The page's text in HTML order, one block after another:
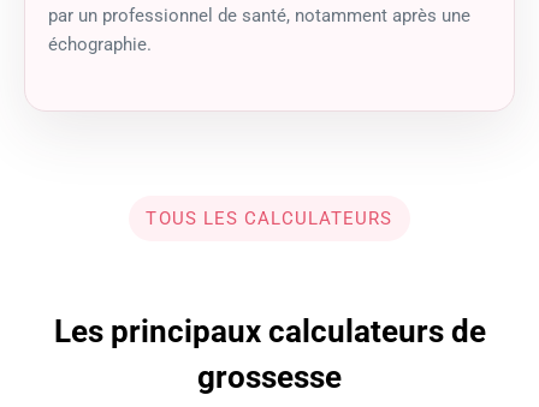
par un professionnel de santé, notamment après une
échographie.
TOUS LES CALCULATEURS
Les principaux calculateurs de
grossesse